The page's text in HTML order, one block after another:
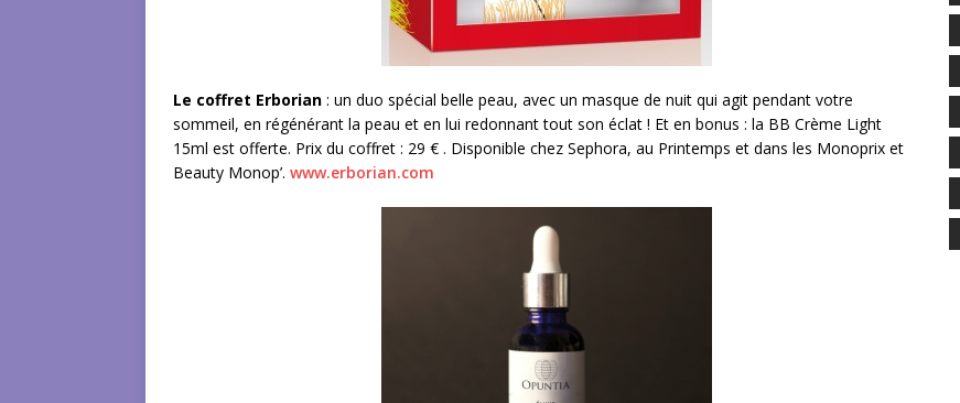
Le coffret Erborian : un duo spécial belle peau, avec un masque de nuit qui agit pendant votre
sommeil, en régénérant la peau et en lui redonnant tout son éclat ! Et en bonus : la BB Crème Light
15ml est offerte. Prix du coffret : 29 € . Disponible chez Sephora, au Printemps et dans les Monoprix et
Beauty Monop’. www.erborian.com